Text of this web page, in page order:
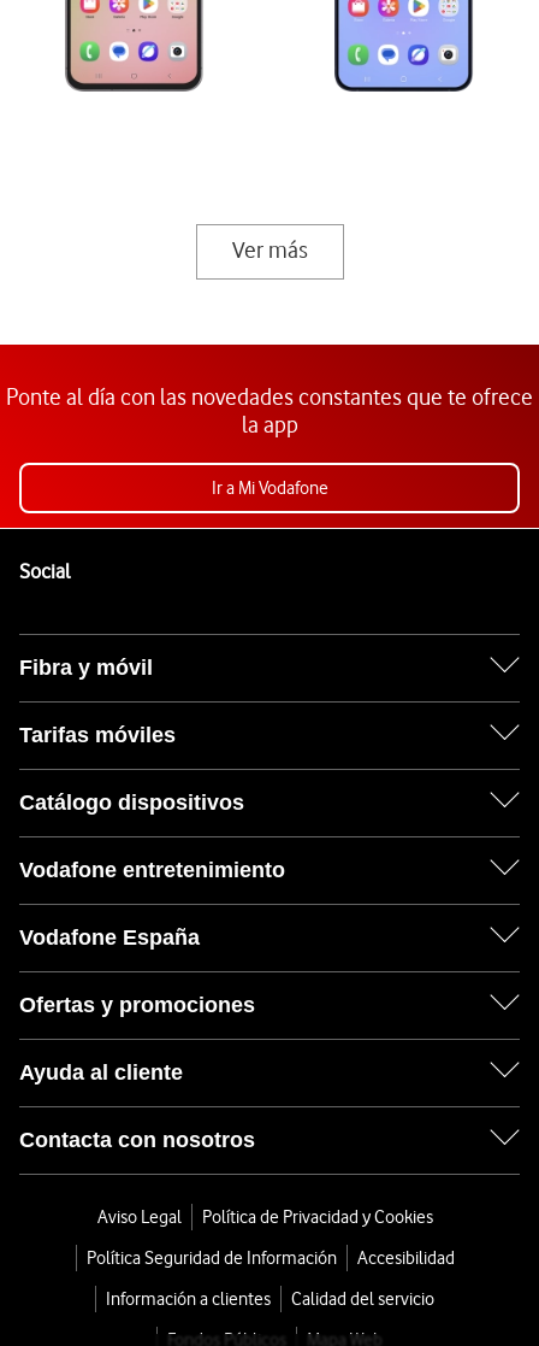
Ver más
Ponte al día con las novedades constantes que te ofrece
la app
Ir a Mi Vodafone
SocialEnlaces a las redes sociales de Vodafone
Fibra y móvil
Tarifas móviles
Catálogo dispositivos
Vodafone entretenimiento
Vodafone España
Ofertas y promociones
Ayuda al cliente
Contacta con nosotros
Aviso Legal
Política de Privacidad y Cookies
Política Seguridad de Información
Accesibilidad
Información a clientes
Calidad del servicio
Fondos Públicos
Mapa Web